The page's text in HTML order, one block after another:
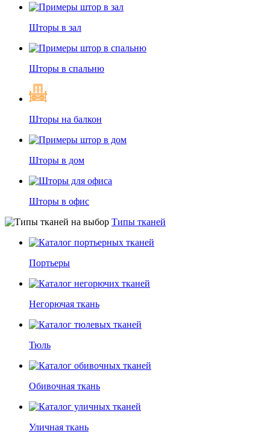
Шторы в зал
Шторы в спальню
Шторы на балкон
Шторы в дом
Шторы в офис
Типы тканей
Портьеры
Негорючая ткань
Тюль
Обивочная ткань
Уличная ткань